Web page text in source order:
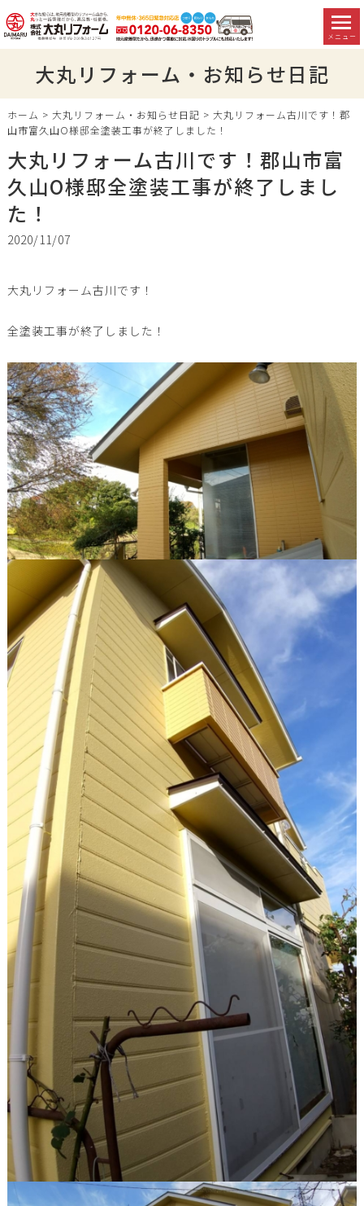
メニュー
大丸リフォーム・お知らせ日記
ホーム > 大丸リフォーム・お知らせ日記 > 大丸リフォーム古川です！郡
山市富久山O様邸全塗装工事が終了しました！
大丸リフォーム古川です！郡山市富
久山O様邸全塗装工事が終了しまし
た！
2020/11/07
大丸リフォーム古川です！
全塗装工事が終了しました！